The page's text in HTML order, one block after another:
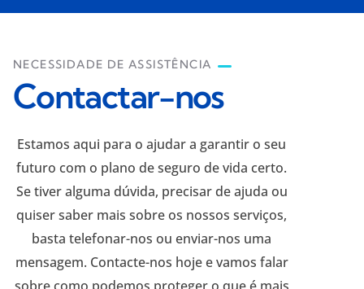
NECESSIDADE DE ASSISTÊNCIA
Contactar-nos
Estamos aqui para o ajudar a garantir o seu
futuro com o plano de seguro de vida certo.
Se tiver alguma dúvida, precisar de ajuda ou
quiser saber mais sobre os nossos serviços,
basta telefonar-nos ou enviar-nos uma
mensagem. Contacte-nos hoje e vamos falar